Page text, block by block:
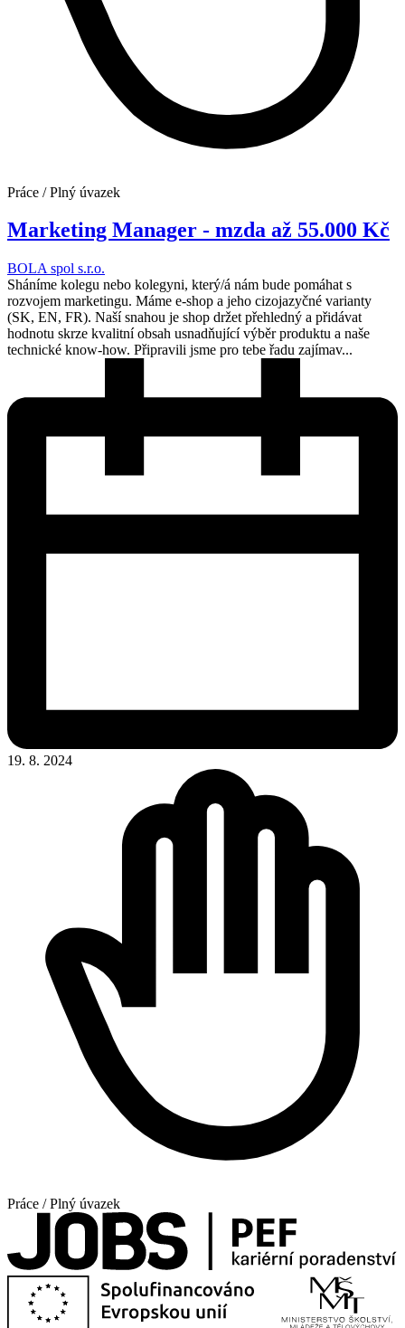
Práce / Plný úvazek
Marketing Manager - mzda až 55.000 Kč
BOLA spol s.r.o.
Sháníme kolegu nebo kolegyni, který/á nám bude pomáhat s
rozvojem marketingu. Máme e-shop a jeho cizojazyčné varianty
(SK, EN, FR). Naší snahou je shop držet přehledný a přidávat
hodnotu skrze kvalitní obsah usnadňující výběr produktu a naše
technické know-how. Připravili jsme pro tebe řadu zajímav...
19. 8. 2024
Práce / Plný úvazek